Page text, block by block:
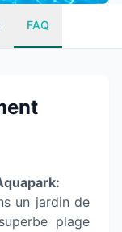
FAQ
un jardin de
plage